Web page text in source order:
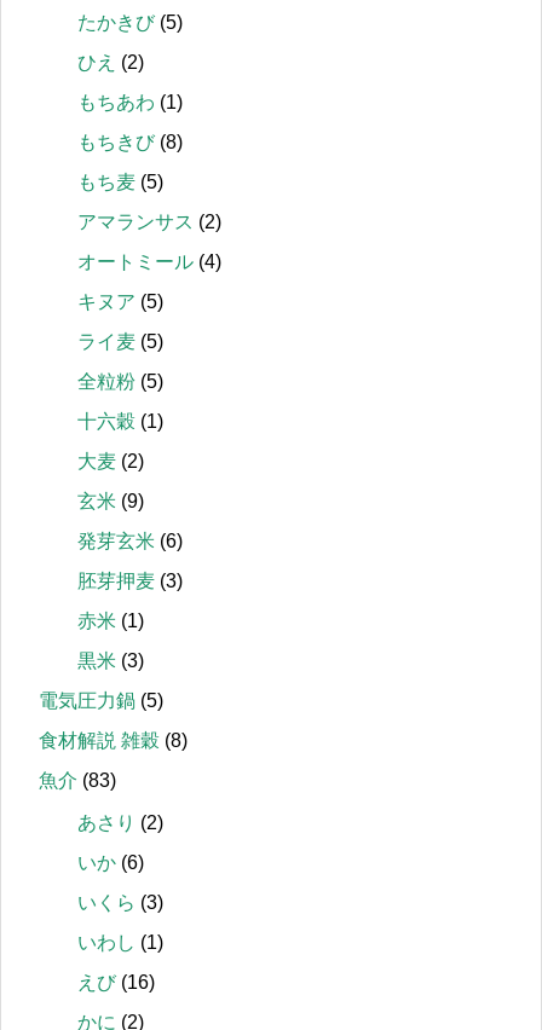
たかきび(5)
ひえ (2)
もちあわ (1)
もちきび(8)
もち麦 (5)
アマランサス (2)
オートミール (4)
キヌア (5)
ライ麦 (5)
全粒粉 (5)
十六穀 (1)
大麦 (2)
玄米 (9)
発芽玄米 (6)
胚芽押麦 (3)
赤米 (1)
黒米 (3)
電気圧力鍋 (5)
食材解説 雑穀 (8)
魚介 (83)
あさり (2)
いか (6)
いくら (3)
いわし (1)
えび(16)
かに (2)